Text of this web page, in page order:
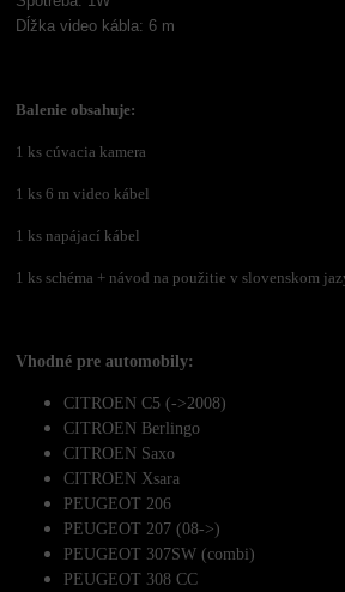
Dĺžka video kábla: 6 m
Balenie obsahuje:
1 ks cúvacia kamera
1 ks 6 m video kábel
1 ks napájací kábel
1 ks schéma + návod na použitie v slovenskom
Vhodné pre automobily:
CITROEN C5 (->2008)
CITROEN Berlingo
CITROEN Saxo
CITROEN Xsara
PEUGEOT 206
PEUGEOT 207 (08->)
PEUGEOT 307SW (combi)
PEUGEOT 308 CC